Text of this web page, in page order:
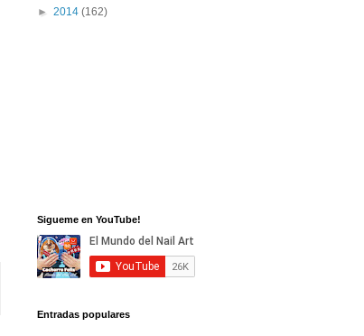
► 2014 (162)
Sigueme en YouTube!
Entradas populares